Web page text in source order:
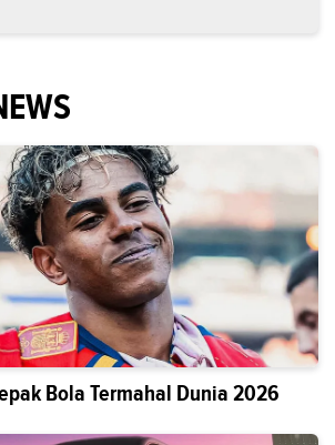
Bola Termahal Dunia 2026